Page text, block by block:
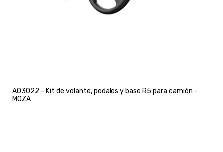
A03022 - Kit de volante, pedales y base R5 para camión -
MOZA